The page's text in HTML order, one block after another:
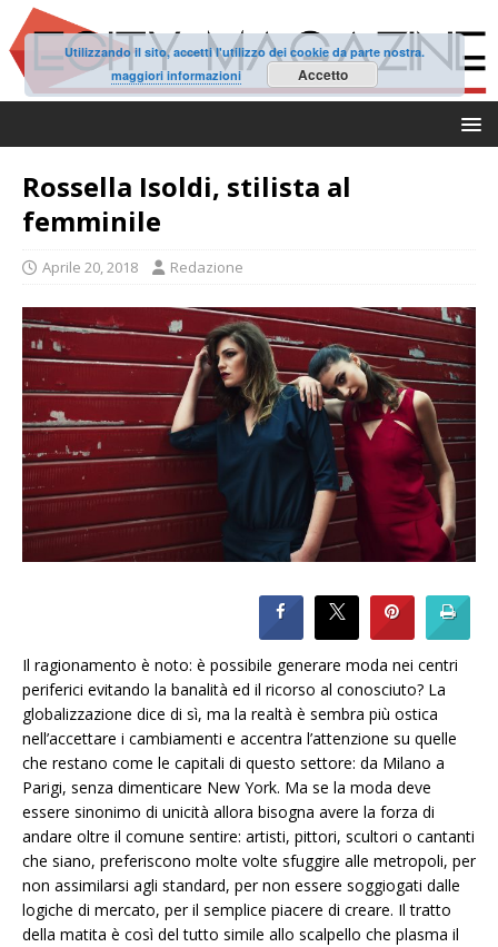
Rossella Isoldi, stilista al
femminile
Aprile 20, 2018 Redazione
Il ragionamento è noto: è possibile generare moda nei centri
periferici evitando la banalità ed il ricorso al conosciuto? La
globalizzazione dice di sì, ma la realtà è sembra più ostica
nell’accettare i cambiamenti e accentra l’attenzione su quelle
che restano come le capitali di questo settore: da Milano a
Parigi, senza dimenticare New York. Ma se la moda deve
essere sinonimo di unicità allora bisogna avere la forza di
andare oltre il comune sentire: artisti, pittori, scultori o cantanti
che siano, preferiscono molte volte sfuggire alle metropoli, per
non assimilarsi agli standard, per non essere soggiogati dalle
logiche di mercato, per il semplice piacere di creare. Il tratto
della matita è così del tutto simile allo scalpello che plasma il
Utilizzando il sito, accetti l'utilizzo dei cookie da parte nostra.
maggiori informazioni
Accetto